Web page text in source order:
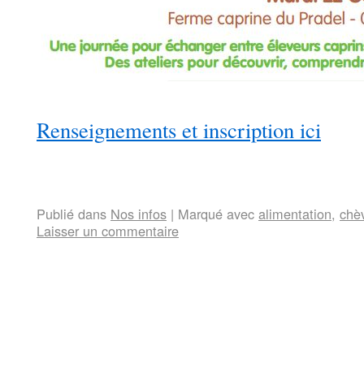
Renseignements et inscription ici
Publié dans Nos infos | Marqué avec alimentation,
Laisser un commentaire